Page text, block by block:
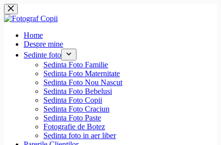
Sari
la
conținut
Home
Despre mine
Sedinte foto
Sedinta Foto Familie
Sedinta Foto Maternitate
Sedinta Foto Nou Nascut
Sedinta Foto Bebelusi
Sedinta Foto Copii
Sedinta Foto Craciun
Sedinta Foto Paste
Fotografie de Botez
Sedinta foto in aer liber